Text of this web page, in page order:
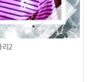
리2